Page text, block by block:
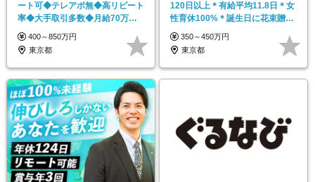
ート可◆テレアポ無◆高リピート
率◆大手取引多数◆月給70万も
可◆賞与・インセン有
400～850万円
東京都
120日以上＊有給平均11.8日＊女
性育休100%＊誕生日に花束贈呈
＊家賃補助
350～450万円
東京都